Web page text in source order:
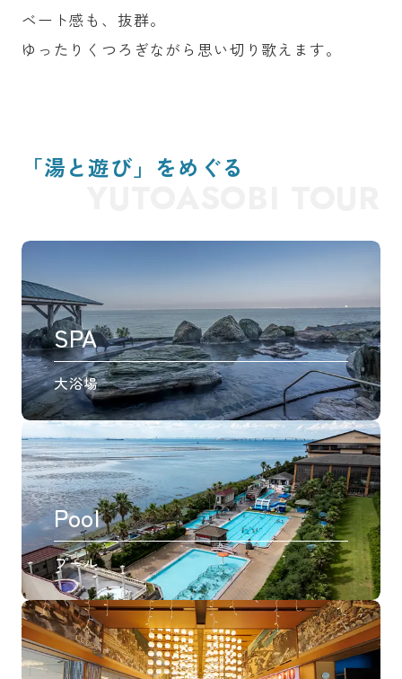
ベート感も、抜群。
ゆったりくつろぎながら思い切り歌えます。
「湯と遊び」をめぐる
SPA
大浴場
Pool
プール